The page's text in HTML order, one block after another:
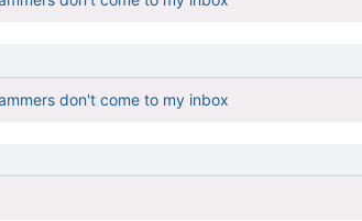
don't come to my inbox